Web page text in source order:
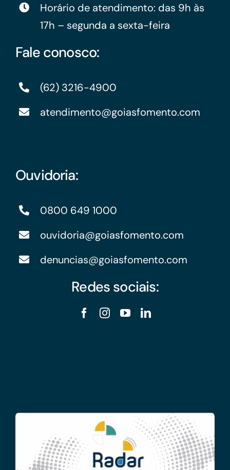
Horário de atendimento: das 9h às
17h – segunda a sexta-feira
Fale conosco:
(62) 3216-4900
atendimento@goiasfomento.com
Ouvidoria:
0800 649 1000
ouvidoria@goiasfomento.com
denuncias@goiasfomento.com
Redes sociais: